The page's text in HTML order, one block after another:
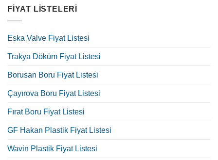
FIYAT LISTELERI
Eska Valve Fiyat Listesi
Trakya Döküm Fiyat Listesi
Borusan Boru Fiyat Listesi
Çayırova Boru Fiyat Listesi
Fırat Boru Fiyat Listesi
GF Hakan Plastik Fiyat Listesi
Wavin Plastik Fiyat Listesi